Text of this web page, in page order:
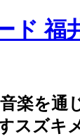
ド 福
楽を通
スズキ